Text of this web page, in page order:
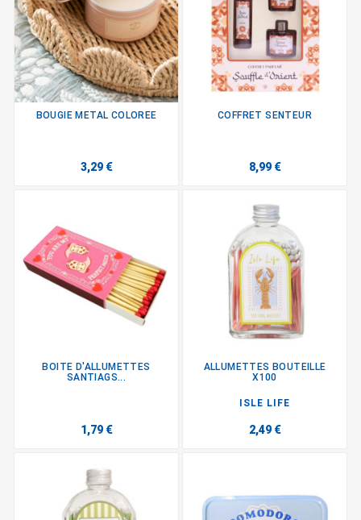
BOUGIE METAL COLOREE
3,29 €
COFFRET SENTEUR
8,99 €
BOITE D'ALLUMETTES
SANTIAGS...
1,79 €
ALLUMETTES BOUTEILLE
X100
ISLE LIFE
2,49 €